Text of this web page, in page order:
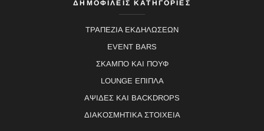
ΔΗΜΟΦΙΛΕΙΣ ΚΑΤΗΓΟΡΙΕΣ
ΤΡΑΠΕΖΙΑ ΕΚΔΗΛΩΣΕΩΝ
EVENT BARS
ΣΚΑΜΠΟ ΚΑΙ ΠΟΥΦ
LOUNGE ΕΠΙΠΛΑ
ΑΨΙΔΕΣ ΚΑΙ BACKDROPS
ΔΙΑΚΟΣΜΗΤΙΚΑ ΣΤΟΙΧΕΙΑ